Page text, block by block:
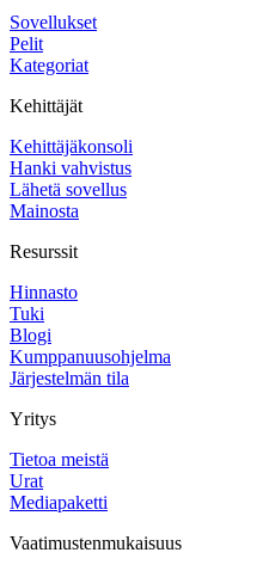
Sovellukset
Pelit
Kategoriat
Kehittäjät
Kehittäjäkonsoli
Hanki vahvistus
Lähetä sovellus
Mainosta
Resurssit
Hinnasto
Tuki
Blogi
Kumppanuusohjelma
Järjestelmän tila
Yritys
Tietoa meistä
Urat
Mediapaketti
Vaatimustenmukaisuus